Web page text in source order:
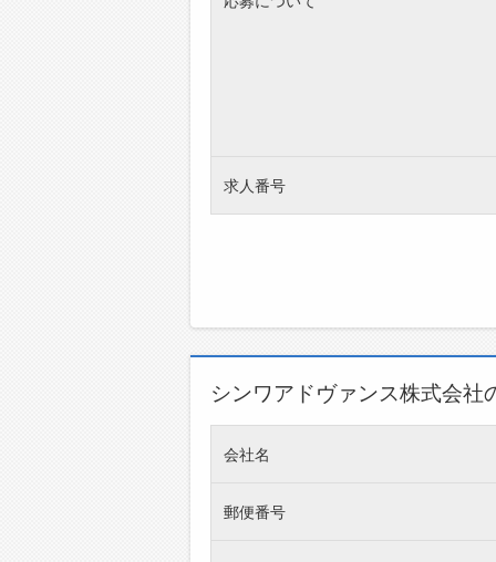
求人番号
シンワアドヴァンス株式会社
会社名
郵便番号